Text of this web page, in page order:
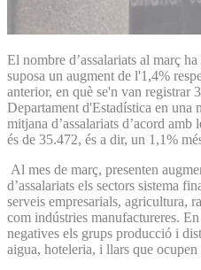
El nombre d’assalariats al març
suposa un augment de l'1,4%
anterior, en què se'n van registrar
Departament d'Estadística en una
mitjana d’assalariats d’acord amb
és de 35.472, és a dir, un 1,1%
Al mes de març, presenten
d’assalariats els sectors sistema
serveis empresarials, agricultura,
com indústries manufactureres.
negatives els grups producció i
aigua, hoteleria, i llars que ocupen